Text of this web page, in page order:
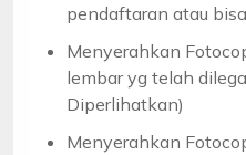
pendaftaran atau bisa
Menyerahkan
lembar yg telah
Diperlihatkan)
Menyerahkan